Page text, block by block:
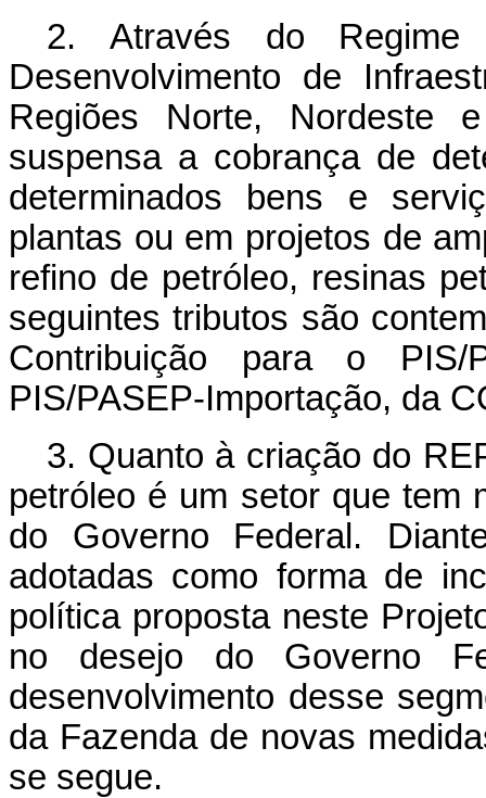
2. Através do
Desenvolvimento de
Regiões Norte, Nordeste
suspensa a cobrança de
determinados bens e
plantas ou em projetos de
refino de petróleo, resinas
seguintes tributos são
Contribuição para o PIS/
PIS/PASEP-Importação, da
3. Quanto à criação do
petróleo é um setor que tem
do Governo Federal.
adotadas como forma de
política proposta neste
no desejo do Governo
desenvolvimento desse
da Fazenda de novas
se segue.